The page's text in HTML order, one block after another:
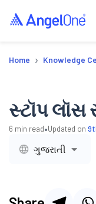
Home › Knowledge
સ્ટૉપ લૉસ
6 min read•Updated on
ગુજરાતી